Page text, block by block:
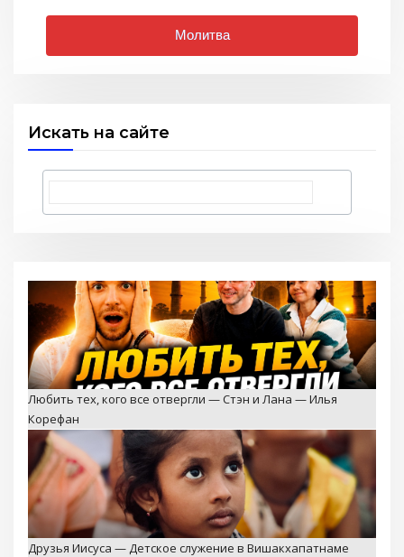
Молитва
Искать на сайте
Любить тех, кого все отвергли — Стэн и Лана — Илья
Корефан
Друзья Иисуса — Детское служение в Вишакхапатнаме